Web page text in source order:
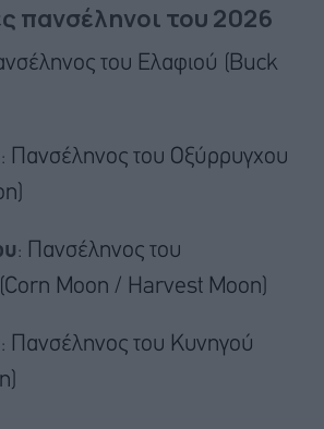
πανσέληνοι του 2026
του Ελαφιού (Buck
: Πανσέληνος του Οξύρρυγχου
: Πανσέληνος του
Moon / Harvest Moon)
: Πανσέληνος του Κυνηγού